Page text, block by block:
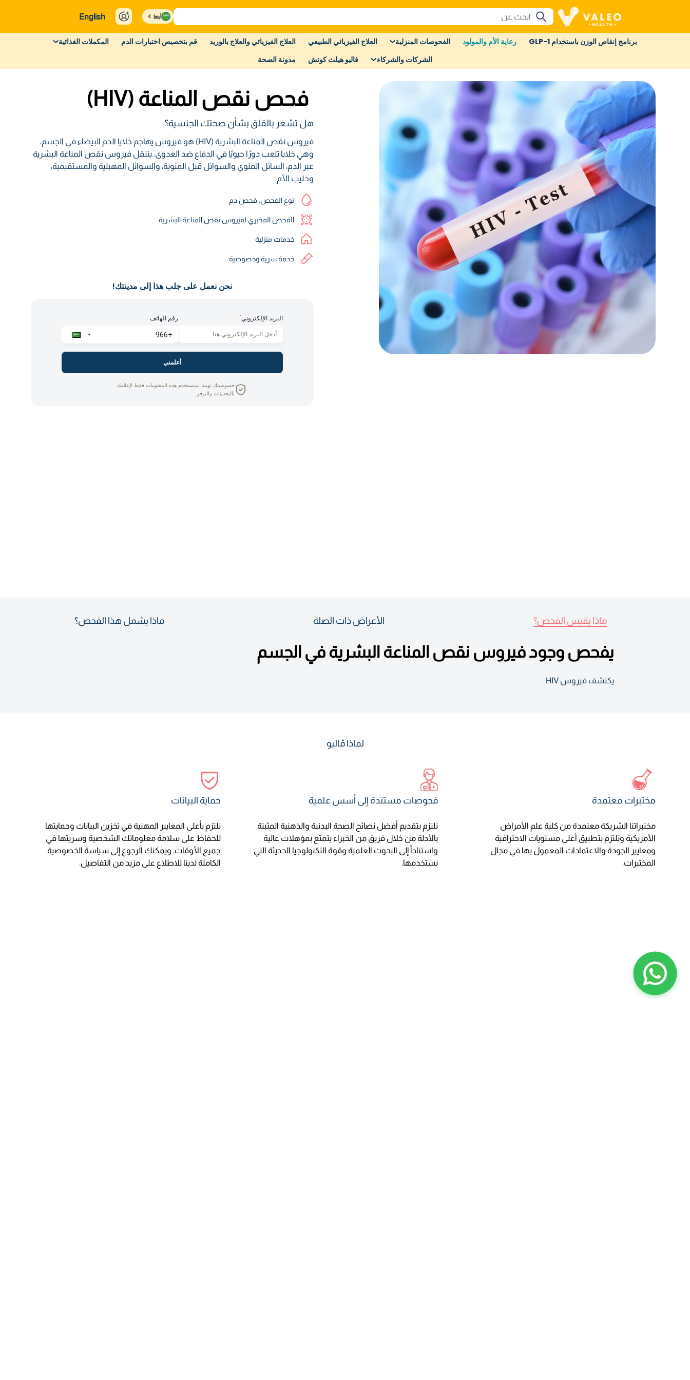
أبها English
برنامج إنقاص الوزن باستخدام GLP-1 رعاية الأم والمولود الفحوصات المنزلية العلاج الفيزيائي الطبيعي العلاج الفيزيائي والعلاج بالوريد قم بتخصيص اختبارات الدم
المكملات الغذائية
الشركات والشركاء
فاليو هيلث كوتش مدونة الصحة
فحص نقص المناعة (HIV)
هل تشعر بالقلق بشأن صحتك الجنسية؟
فيروس نقص المناعة البشرية (HIV) هو فيروس يهاجم خلايا الدم البيضاء في الجسم،
وهي خلايا تلعب دورًا حيويًا في الدفاع ضد العدوى. ينتقل فيروس نقص المناعة البشرية
عبر الدم، السائل المنوي والسوائل قبل المنوية، والسوائل المهبلية والمستقيمية،
وحليب الأم.
نوع الفحص: فحص دم
الفحص المخبري لفيروس نقص المناعة البشرية
خدمات منزلية
خدمة سرية وخصوصية
نحن نعمل على جلب هذا إلى مدينتك!
البريد الإلكتروني* رقم الهاتف
أعلمني
خصوصيتك تهمنا. سنستخدم هذه المعلومات فقط لإعلامك
بالتحديثات والتوفر.
ماذا يقيس الفحص؟ الأعراض ذات الصلة ماذا يشمل هذا الفحص؟
يفحص وجود فيروس نقص المناعة البشرية في الجسم
يكتشف فيروس HIV
لماذا ڤاليو
مختبرات معتمدة
مختبراتنا الشريكة معتمدة من كلية علم الأمراض
الأمريكية وتلتزم بتطبيق أعلى مستويات الاحترافية
ومعايير الجودة والاعتمادات المعمول بها في مجال
المختبرات.
فحوصات مستندة إلى أسس علمية
نلتزم بتقديم أفضل نصائح الصحة البدنية والذهنية المثبتة
بالأدلة من خلال فريق من الخبراء يتمتع بمؤهلات عالية
واستناداً إلى البحوث العلمية وقوة التكنولوجيا الحديثة التي
نستخدمها.
حماية البيانات
نلتزم بأعلى المعايير المهنية في تخزين البيانات وحمايتها
للحفاظ على سلامة معلوماتك الشخصية وسريتها في
جميع الأوقات. ويمكنك الرجوع إلى سياسة الخصوصية
الكاملة لدينا للاطلاع على مزيد من التفاصيل.